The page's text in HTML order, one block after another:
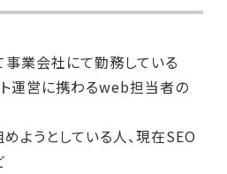
事業会社にて勤務している
運営に携わるweb担当者の
ようとしている人、現在SEO